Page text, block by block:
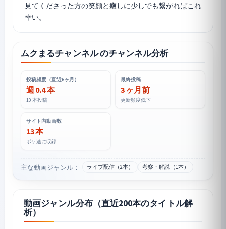
見てくださった方の笑顔と癒しに少しでも繋がればこれ
ムクまるチャンネル のチャンネル分析
投稿頻度（直近6ヶ月）
週 0.4 本
10 本投稿
最終投稿
3 ヶ月前
更新頻度低下
サイト内動画数
13 本
ポケ速に収録
主な動画ジャンル： ライブ配信（2本） 考察・解説（1本）
動画ジャンル分布（直近200本のタイトル解
析）